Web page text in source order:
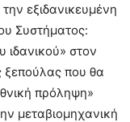
εξιδανικευμένη
Συστήματος:
ιδανικού» στον
ξεπούλας που θα
πρόληψη»
μεταβιομηχανική